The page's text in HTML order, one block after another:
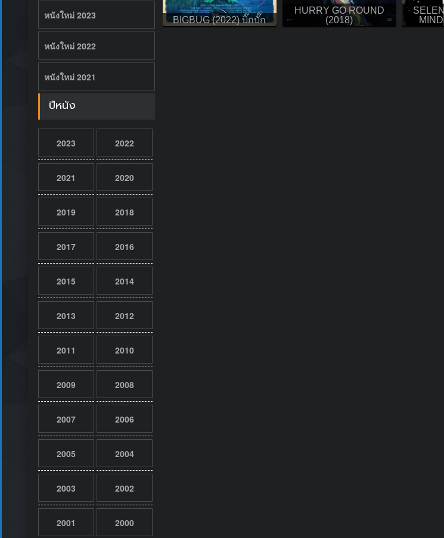
หนังใหม่ 2023
หนังใหม่ 2022
หนังใหม่ 2021
ปีหนัง
2023 2022
2021 2020
2019 2018
2017 2016
2015 2014
2013 2012
2011 2010
2009 2008
2007 2006
2005 2004
2003 2002
2001 2000
BIGBUG (2022) บิ๊กบั๊ก
HURRY GO ROUND
(2018)